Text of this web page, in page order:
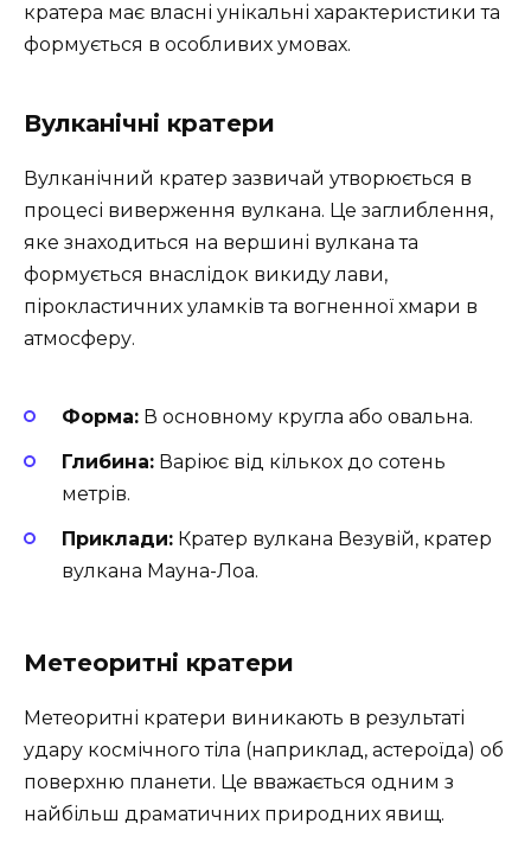
кратера має власні унікальні характеристики та
формується в особливих умовах.
Вулканічні кратери
Вулканічний кратер зазвичай утворюється в
процесі виверження вулкана. Це заглиблення,
яке знаходиться на вершині вулкана та
формується внаслідок викиду лави,
пірокластичних уламків та вогненної хмари в
атмосферу.
Форма: В основному кругла або овальна.
Глибина: Варіює від кількох до сотень
метрів.
Приклади: Кратер вулкана Везувій, кратер
вулкана Мауна-Лоа.
Метеоритні кратери
Метеоритні кратери виникають в результаті
удару космічного тіла (наприклад, астероїда) об
поверхню планети. Це вважається одним з
найбільш драматичних природних явищ.